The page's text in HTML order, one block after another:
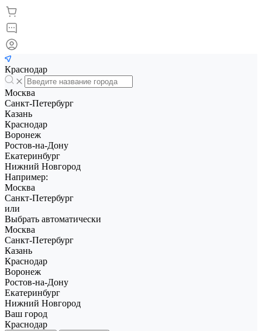
Краснодар
Москва
Санкт-Петербург
Казань
Краснодар
Воронеж
Ростов-на-Дону
Екатеринбург
Нижний Новгород
Например:
Москва
Санкт-Петербург
или
Выбрать автоматически
Москва
Санкт-Петербург
Казань
Краснодар
Воронеж
Ростов-на-Дону
Екатеринбург
Нижний Новгород
Ваш город
Краснодар